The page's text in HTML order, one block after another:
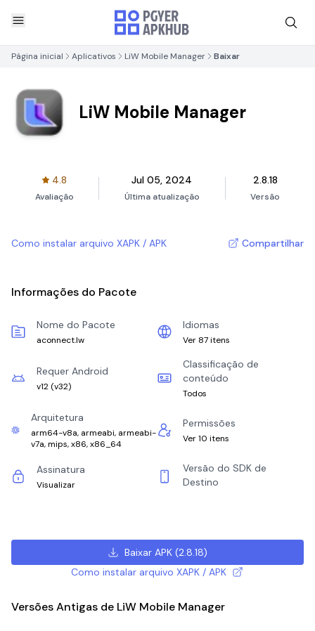
Página inicial Aplicativos LiW Mobile Manager Baixar
LiW Mobile Manager
4.8
Avaliação
Jul 05, 2024
Última atualização
2.8.18
Versão
Como instalar arquivo XAPK / APK Compartilhar
Informações do Pacote
Nome do Pacote
aconnect.lw
Idiomas
Ver 87 itens
Requer Android
v12 (v32)
Classificação de
conteúdo
Todos
Arquitetura
arm64-v8a, armeabi, armeabi-
v7a, mips, x86, x86_64
Permissões
Ver 10 itens
Assinatura
Visualizar
Versão do SDK de
Destino
Baixar APK(2.8.18)
Como instalar arquivo XAPK / APK
Versões Antigas de LiW Mobile Manager